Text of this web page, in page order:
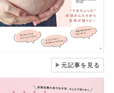
▶元記事を見る